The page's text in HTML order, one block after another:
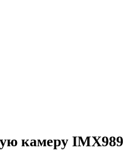
камеру IMX989